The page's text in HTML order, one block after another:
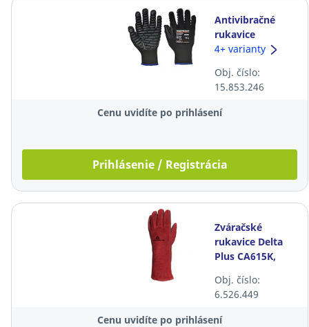
Antivibračné
rukavice
Portwest® A790,
čierne
4+ varianty
Obj. číslo:
15.853.246
Cenu uvidíte po prihlásení
Prihlásenie / Registrácia
Zváračské
rukavice Delta
Plus CA615K,
červené, 12
párov
Obj. číslo:
6.526.449
Cenu uvidíte po prihlásení